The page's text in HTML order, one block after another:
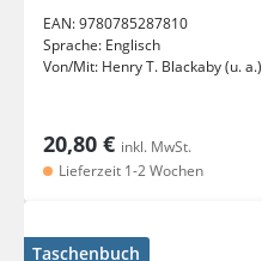
EAN:9780785287810
Sprache: Englisch
Von/Mit: Henry T. Blackaby (u. a.)
20,80 € inkl. MwSt.
Lieferzeit 1-2 Wochen
Taschenbuch